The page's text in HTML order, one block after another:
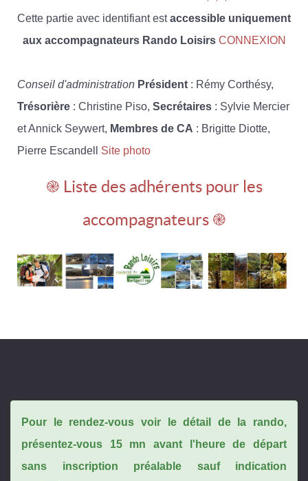
Cette partie avec identifiant estaccessible uniquement
aux accompagnateurs Rando Loisirs CONNEXION
Conseil d'administration Président : Rémy Corthésy,
Trésorière : Christine Piso, Secrétaires : Sylvie Mercier
et Annick Seywert, Membres de CA : Brigitte Diotte,
Pierre Escandell Site photo
֎ Liste des adhérents pour les
accompagnateurs ֎
Pour le rendez-vous voir le détail de la rando,
présentez-vous 15 mn avant l'heure de départ
sans inscription préalable sauf indication